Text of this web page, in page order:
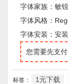
字体家族：敏
字体风格：
字体安装：安
您需要先支付
标签： 1元下载